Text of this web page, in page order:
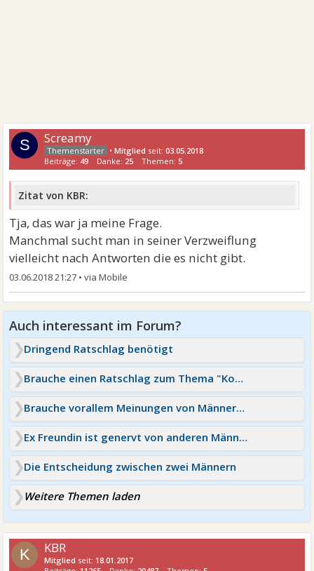
S Screamy
•Mitglied seit:03.05.2018
Beiträge: 49 Danke: 25 Themen: 5
Zitat von KBR:
Tja, das war ja meine Frage.
Manchmal sucht man in seiner Verzweiflung
vielleicht nach Antworten die es nicht gibt.
03.06.2018 21:27 •
Dringend Ratschlag benötigt
Brauche einen Ratschlag zum Thema "Kontaktsperre"
Brauche vorallem Meinungen von Männern oder Erfahrungen
Ex Freundin ist genervt von anderen Männern
Die Entscheidung zwischen zwei Männern
Weitere Themen laden
K KBR
Mitglied seit: 18.01.2017